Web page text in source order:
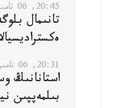
20:45, 06 تامىز 2026
تانىمال
20:31, 06 تامىز 2026
استانانىڭ
بىلمەپپىن